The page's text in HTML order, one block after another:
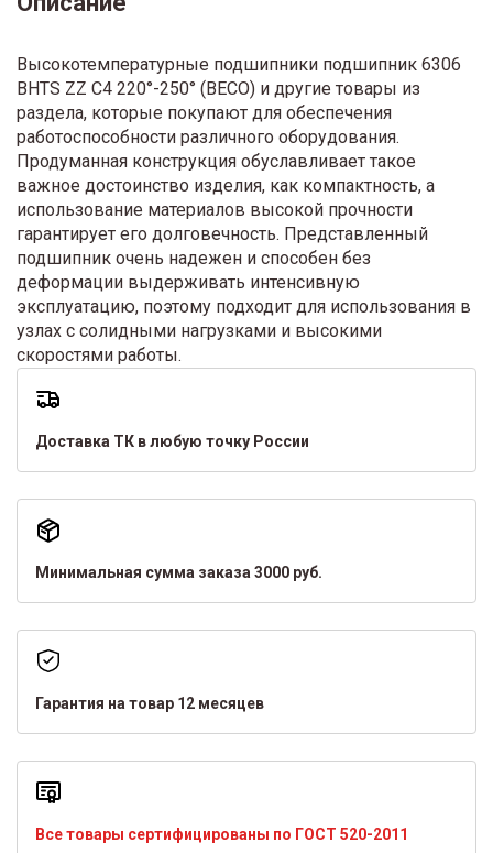
Высокотемпературные подшипники подшипник 6306
BHTS ZZ C4 220°-250° (BECO) и другие товары из
раздела, которые покупают для обеспечения
работоспособности различного оборудования.
Продуманная конструкция обуславливает такое
важное достоинство изделия, как компактность, а
использование материалов высокой прочности
гарантирует его долговечность. Представленный
подшипник очень надежен и способен без
деформации выдерживать интенсивную
эксплуатацию, поэтому подходит для использования в
узлах с солидными нагрузками и высокими
скоростями работы.
Доставка ТК в любую точку России
Минимальная сумма заказа 3000 руб.
Гарантия на товар 12 месяцев
Все товары сертифицированы по ГОСТ 520-2011